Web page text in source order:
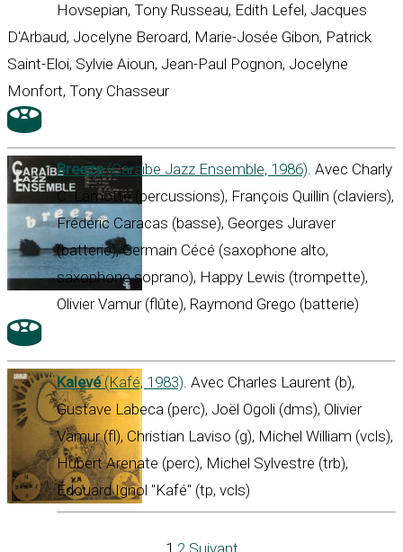
Hovsepian, Tony Russeau, Edith Lefel, Jacques
D'Arbaud, Jocelyne Beroard, Marie-Josée Gibon, Patrick
Saint-Eloi, Sylvie Aioun, Jean-Paul Pognon, Jocelyne
Monfort, Tony Chasseur
Breeze(Caraïbe Jazz Ensemble, 1986). Avec Charly
C. Lamotte (percussions), François Quillin (claviers),
Frédéric Caracas (basse), Georges Juraver
(batterie), Germain Cécé (saxophone alto,
saxophone soprano), Happy Lewis (trompette),
Olivier Vamur (flûte), Raymond Grego (batterie)
Kalevé(Kafé, 1983). Avec Charles Laurent (b),
Gustave Labeca (perc), Joël Ogoli (dms), Olivier
Vamur (fl), Christian Laviso (g), Michel William (vcls),
Hubert Arenate (perc), Michel Sylvestre (trb),
Édouard Ignol "Kafé" (tp, vcls)
1 2 Suivant